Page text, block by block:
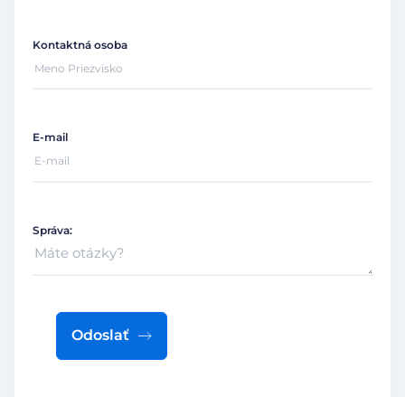
Kontaktná osoba
E-mail
Správa:
Odoslať